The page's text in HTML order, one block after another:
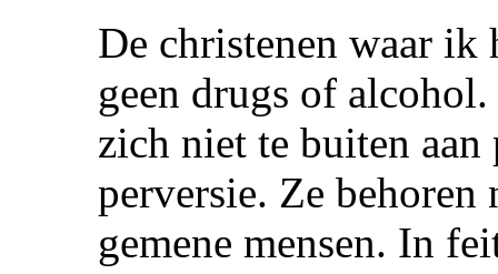
De christenen waar ik
geen drugs of
zich niet te buiten
perversie. Ze behoren
gemene mensen. In